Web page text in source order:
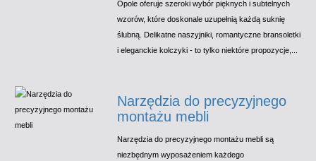
Opole oferuje szeroki wybór pięknych i subtelnych
wzorów, które doskonale uzupełnią każdą suknię
ślubną. Delikatne naszyjniki, romantyczne bransoletki
i eleganckie kolczyki - to tylko niektóre propozycje,...
Narzędzia do precyzyjnego
montażu mebli
Narzędzia do precyzyjnego montażu mebli są
niezbędnym wyposażeniem każdego